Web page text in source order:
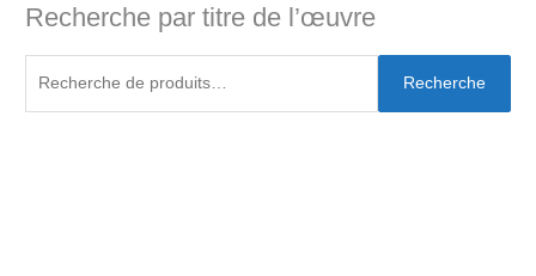
Recherche par titre de l’œuvre
Recherche